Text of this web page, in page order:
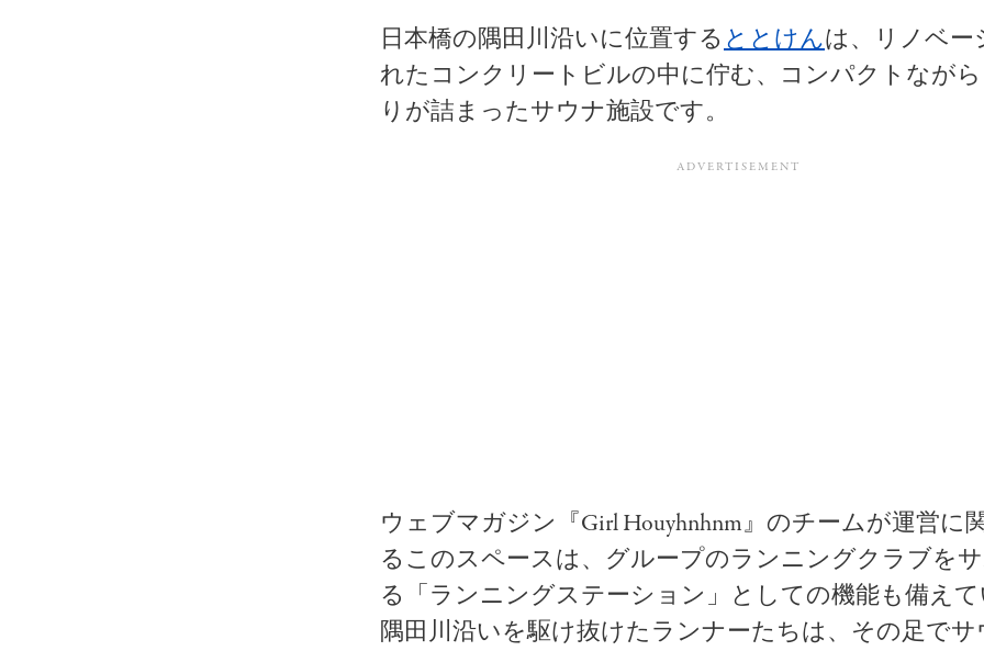
日本橋の隅田川沿いに位置するととけんは、リノベー
れたコンクリートビルの中に佇む、コンパクトなが
りが詰まったサウナ施設です。
ウェブマガジン『Girl Houyhnhnm』のチームが運営に
るこのスペースは、グループのランニングクラブを
る「ランニングステーション」としての機能も備え
隅田川沿いを駆け抜けたランナーたちは、その足で